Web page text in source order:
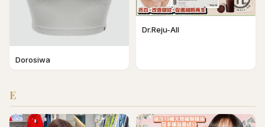
Dorosiwa
Dr.Reju-All
E